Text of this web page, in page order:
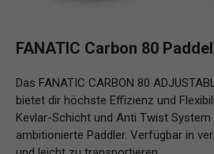
FANATIC Carbon 80
Das FANATIC CARBON 80
bietet dir höchste Effizienz und
Kevlar-Schicht und Anti Twist
ambitionierte Paddler. Verfügbar in